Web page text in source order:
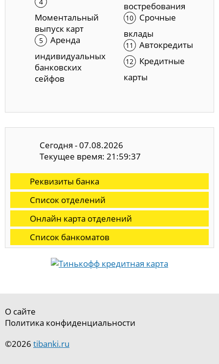
Моментальный
выпуск карт
Аренда
индивидуальных
банковских
сейфов
востребования
Срочные
вклады
Автокредиты
Кредитные
карты
Сегодня - 07.08.2026
Текущее время: 21:59:38
Реквизиты банка
Список отделений
Онлайн карта отделений
Список банкоматов
О сайте
Политика конфиденциальности
©2026 tibanki.ru